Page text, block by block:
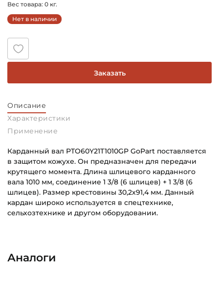
Вес товара: 0 кг.
Нет в наличии
Заказать
Описание
Характеристики
Применение
Карданный вал PTO60Y21T1010GP GoPart поставляется
в защитом кожухе. Он предназначен для передачи
крутящего момента. Длина шлицевого карданного
вала 1010 мм, соединение 1 3/8 (6 шлицев) + 1 3/8 (6
шлицев). Размер крестовины 30,2х91,4 мм. Данный
кардан широко используется в спецтехнике,
сельхозтехнике и другом оборудовании.
Тип соединения 1:
Категория:
Аналоги